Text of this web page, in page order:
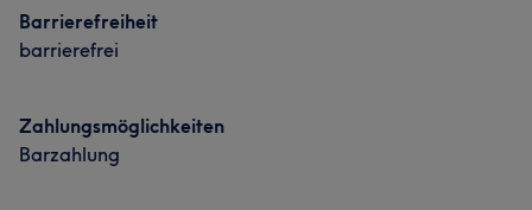
Barrierefreiheit
barrierefrei
Zahlungsmöglichkeiten
Barzahlung